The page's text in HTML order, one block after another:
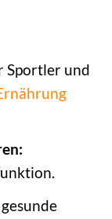
Sportler und